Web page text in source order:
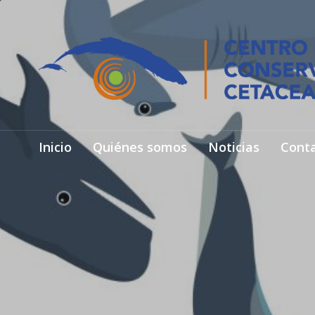
Inicio Quiénes somos Noticias